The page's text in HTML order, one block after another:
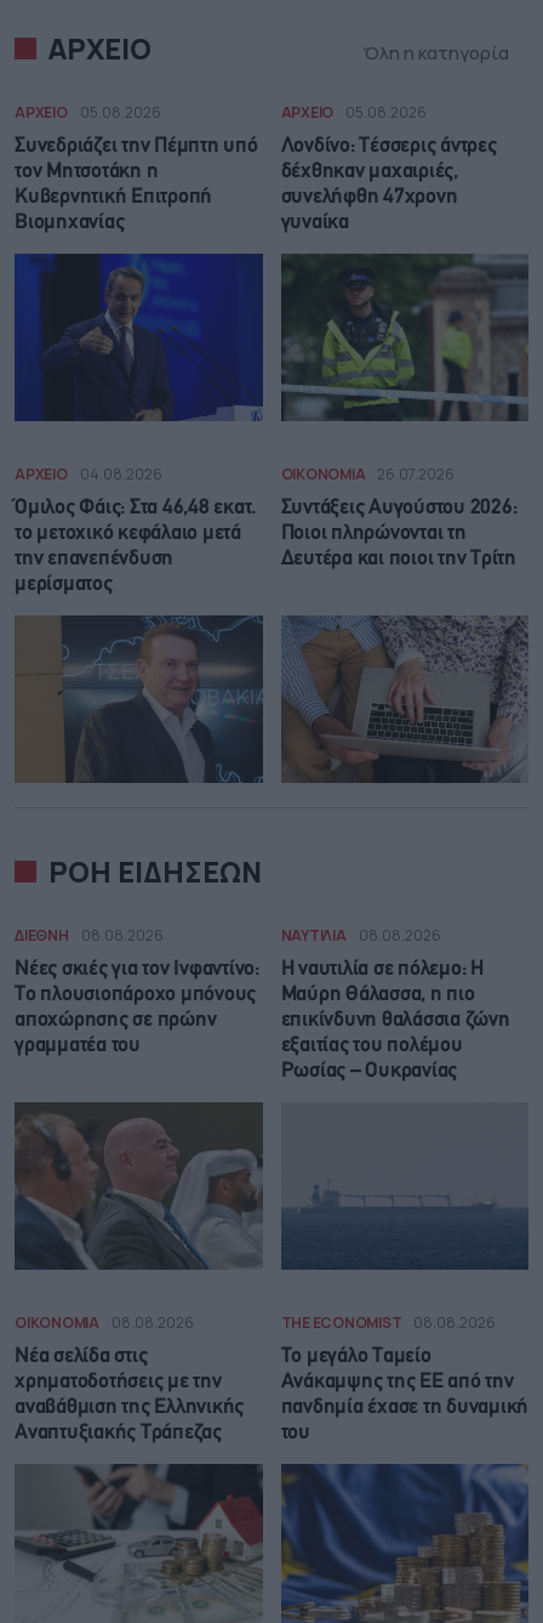
ΑΡΧΕΙΟ Όλη η κατηγορία
ΑΡΧΕΙΟ 05.08.2026
Συνεδριάζει την Πέμπτη υπό
τον Μητσοτάκη η
Κυβερνητική Επιτροπή
Βιομηχανίας
ΑΡΧΕΙΟ 05.08.2026
Λονδίνο: Τέσσερις άντρες
δέχθηκαν μαχαιριές,
συνελήφθη 47χρονη
γυναίκα
ΑΡΧΕΙΟ 04.08.2026
Όμιλος Φάις: Στα 46,48 εκατ.
το μετοχικό κεφάλαιο μετά
την επανεπένδυση
μερίσματος
ΟΙΚΟΝΟΜΙΑ 26.07.2026
Συντάξεις Αυγούστου 2026:
Ποιοι πληρώνονται τη
Δευτέρα και ποιοι την Τρίτη
ΡΟΗ ΕΙΔΗΣΕΩΝ
ΔΙΕΘΝΗ 08.08.2026
Νέες σκιές για τον Ινφαντίνο:
Το πλουσιοπάροχο μπόνους
αποχώρησης σε πρώην
γραμματέα του
ΝΑΥΤΙΛΙΑ 08.08.2026
Η ναυτιλία σε πόλεμο: Η
Μαύρη Θάλασσα, η πιο
επικίνδυνη θαλάσσια ζώνη
εξαιτίας του πολέμου
Ρωσίας – Ουκρανίας
ΟΙΚΟΝΟΜΙΑ 08.08.2026
Νέα σελίδα στις
χρηματοδοτήσεις με την
αναβάθμιση της Ελληνικής
Αναπτυξιακής Τράπεζας
THE ECONOMIST 08.08.2026
Το μεγάλο Ταμείο
Ανάκαμψης της ΕΕ από την
πανδημία έχασε τη δυναμική
του